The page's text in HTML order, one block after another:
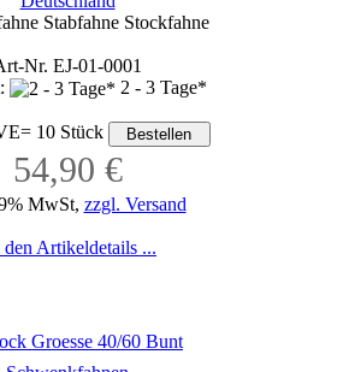
Stabfahne Stockfahne
Nr. EJ-01-0001
2 - 3 Tage*
10 Stück
54,90 €
MwSt, zzgl. Versand
den Artikeldetails ...